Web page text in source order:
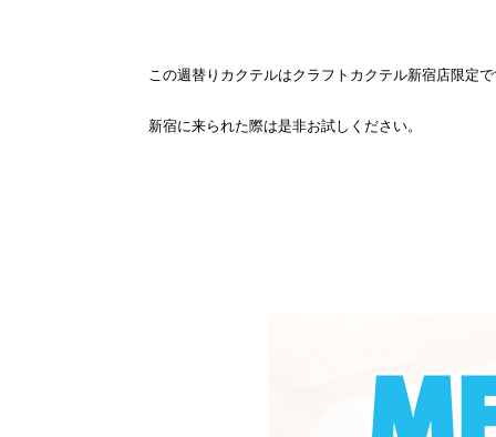
この週替りカクテルはクラフトカクテル新宿店限定
新宿に来られた際は是非お試しください。